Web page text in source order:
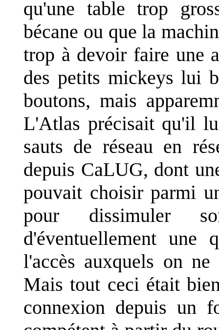
qu'une table trop
bécane ou que la
trop à devoir faire une
des petits mickeys lui
boutons, mais
L'Atlas précisait qu'il
sauts de réseau en
depuis CaLUG, dont
pouvait choisir parmi
pour dissimuler
d'éventuellement une
l'accès auxquels on
Mais tout ceci était
connexion depuis un